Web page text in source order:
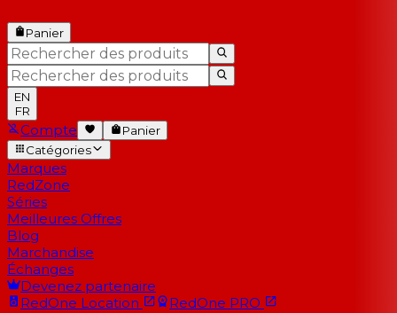
Panier
EN
FR
Compte
Panier
Catégories
Marques
RedZone
Séries
Meilleures Offres
Blog
Marchandise
Échanges
Devenez partenaire
RedOne Location RedOne PRO